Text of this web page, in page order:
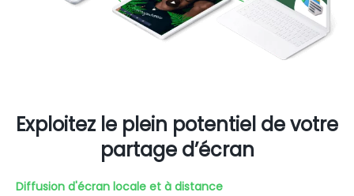
Exploitez le plein potentiel de votre
partage d’écran
Diffusion d'écran locale et à distance